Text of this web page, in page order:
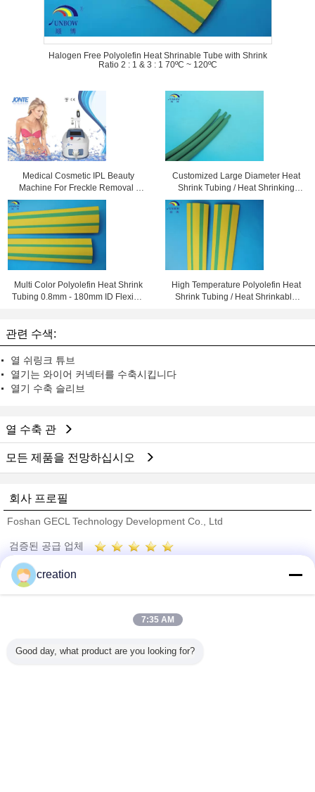
Halogen Free Polyolefin Heat Shrinable Tube with Shrink
Ratio 2 : 1 & 3 : 1 70ºC ~ 120ºC
Medical Cosmetic IPL Beauty
Machine For Freckle Removal /
Shrink Pores
Customized Large Diameter Heat
Shrink Tubing / Heat Shrinking
Tube High Performance
Multi Color Polyolefin Heat Shrink
Tubing 0.8mm - 180mm ID Flexible
High Temperature Polyolefin Heat
Shrink Tubing / Heat Shrinkable
관련 수색:
열 쉬링크 튜브
열기는 와이어 커넥터를 수축시킵니다
열기 수축 슬리브
열 수축 관
모든 제품을 전망하십시오
회사 프로필
Foshan GECL Technology Development Co., Ltd
검증된 공급 업체
Trust Seal
모든 제품
creation
7:35 AM
Good day, what product are you looking for?